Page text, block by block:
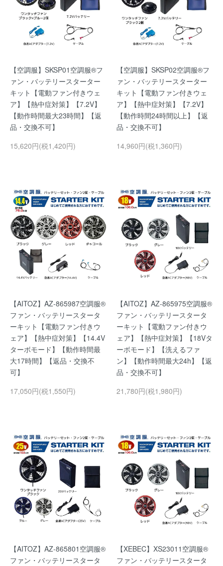
【空調服】SKSP01空調服®フ
ァン・バッテリースターター
キット【電動ファン付きウェ
ア】【熱中症対策】【7.2V】
【動作時間最大23時間】【返
品・交換不可】
15,620円(税1,420円)
【空調服】SKSP02空調服®フ
ァン・バッテリースターター
キット【電動ファン付きウェ
ア】【熱中症対策】【7.2V】
【動作時間24時間以上】【返
品・交換不可】
14,960円(税1,360円)
【AITOZ】AZ-865987空調服®
ファン・バッテリースタータ
ーキット【電動ファン付きウ
ェア】【熱中症対策】【14.4V
ターボモード】【動作時間最
大17時間】【返品・交換不
可】
17,050円(税1,550円)
【AITOZ】AZ-865975空調服®
ファン・バッテリースタータ
ーキット【電動ファン付きウ
ェア】【熱中症対策】【18Vタ
ーボモード】【洗えるファ
ン】【動作時間最大24h】【返
品・交換不可】
21,780円(税1,980円)
【AITOZ】AZ-865801空調服®
ファン・バッテリースタータ
【XEBEC】XS23011空調服®
ファン・バッテリースタータ